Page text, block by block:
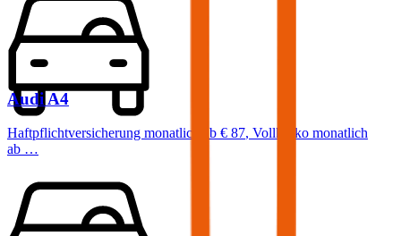
Audi A4
Haftpflichtversicherung monatlich ab € 87, Vollkasko monatlich
ab …